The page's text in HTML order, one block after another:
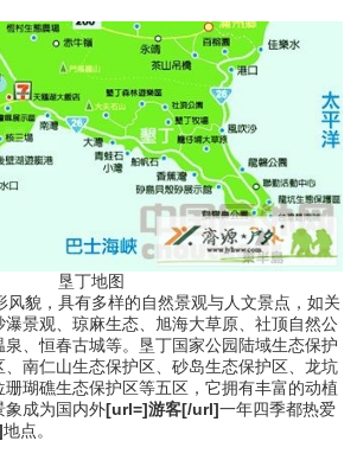
垦丁地图
貌，具有多样的自然景观与人文景点，如关
景观、琼麻生态、旭海大草原、社顶自然公
、恒春古城等。垦丁国家公园陆域生态保护
南仁山生态保护区、砂岛生态保护区、龙坑
瑚礁生态保护区等五区，它拥有丰富的动植
象成为国内外[url=]游客[/url]一年四季都热爱
地点。